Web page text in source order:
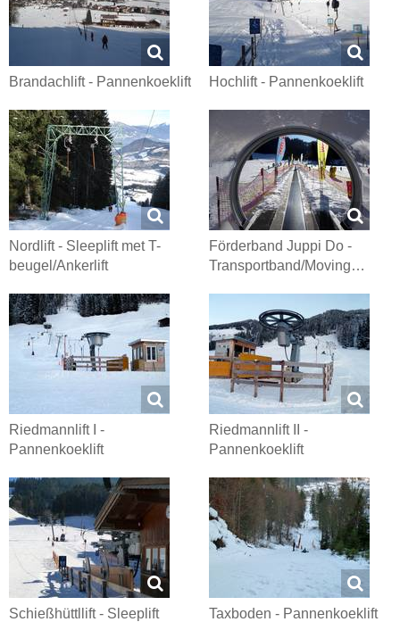
Brandachlift - Pannenkoeklift Hochlift - Pannenkoeklift
Nordlift - Sleeplift met T-
beugel/Ankerlift
Förderband Juppi Do -
Transportband/Moving…
Riedmannlift I -
Pannenkoeklift
Riedmannlift II -
Pannenkoeklift
Schießhüttllift - Sleeplift
Taxboden - Pannenkoeklift